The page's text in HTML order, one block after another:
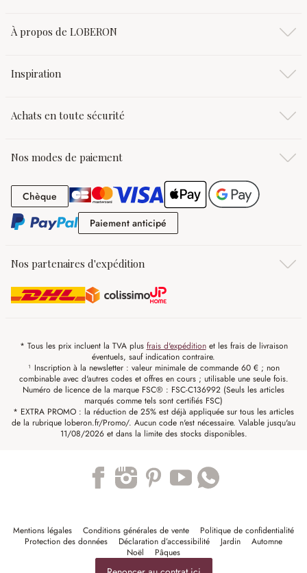
À propos de LOBERON
Inspiration
Achats en toute sécurité
Nos modes de paiement
Chèque Chèque
Paiement anticipé
Nos partenaires d'expédition
* Tous les prix incluent la TVA plus frais d'expéditionet les frais de livraison
éventuels, sauf indication contraire.
¹ Inscription à la newsletter : valeur minimale de commande 60 € ; non
combinable avec d'autres codes et offres en cours ; utilisable une seule fois.
Numéro de licence de la marque FSC® : FSC-C136992 (Seuls les articles
marqués comme tels sont certifiés FSC)
* EXTRA PROMO : la réduction de 25% est déjà appliquée sur tous les articles
de la rubrique loberon.fr/Promo/. Aucun code n'est nécessaire. Valable jusqu'au
11/08/2026 et dans la limite des stocks disponibles.
Mentions légales Conditions générales de vente
Politique de confidentialité
Protection des données
Déclaration d’accessibilité Jardin
Automne
Noël
Pâques